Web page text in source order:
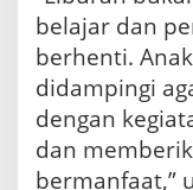
belajar dan
berhenti.
didampingi
dengan
dan
bermanfaat,”